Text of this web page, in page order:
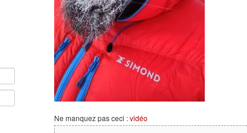
Ne manquez pas ceci :vidéo